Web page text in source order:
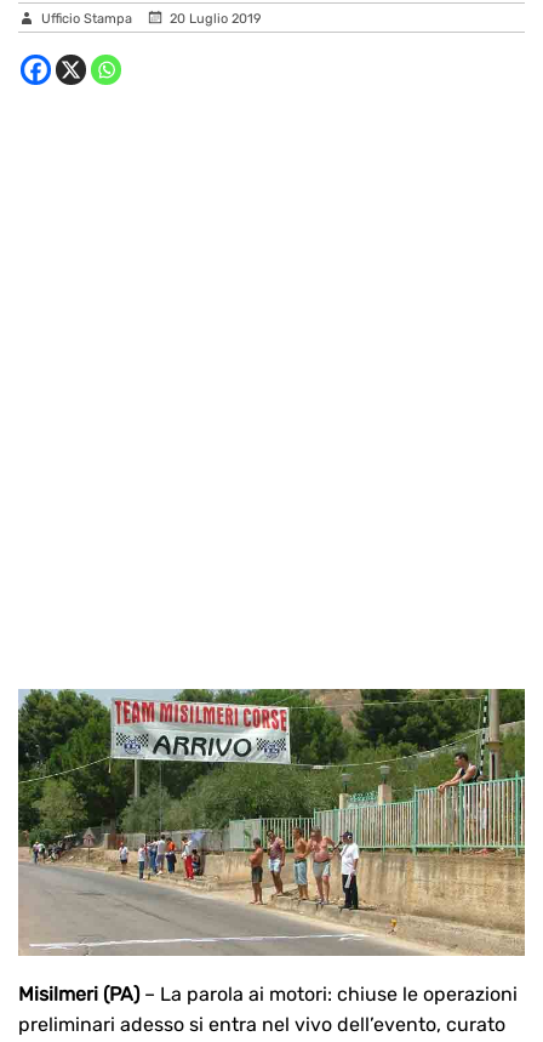
Ufficio Stampa 20 Luglio 2019
Misilmeri (PA)– La parola ai motori: chiuse le operazioni
preliminari adesso si entra nel vivo dell’evento, curato